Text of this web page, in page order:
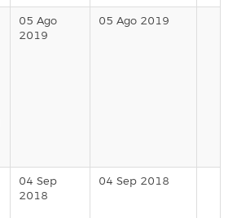
05 Ago
2019
05 Ago 2019
04 Sep
2018
04 Sep 2018